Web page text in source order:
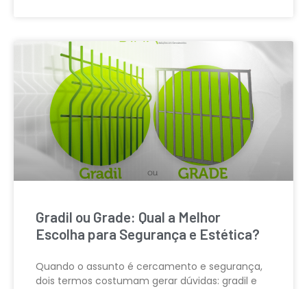
Gradil ou Grade: Qual a Melhor
Escolha para Segurança e Estética?
Quando o assunto é cercamento e segurança,
dois termos costumam gerar dúvidas: gradil e